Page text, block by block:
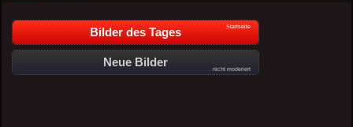
Bilder des Tages Startseite
Neue Bilder
nicht moderiert